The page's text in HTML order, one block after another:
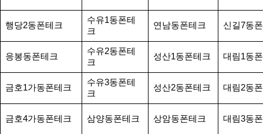
행당2동폰테크
수유1동폰테
크
연남동폰테크 신길7동
응봉동폰테크
수유2동폰테
크
성산1동폰테크 대림1동
금호1가동폰테크
수유3동폰테
크
성산2동폰테크 대림2동
금호4가동폰테크 삼양동폰테크 상암동폰테크 대림3동